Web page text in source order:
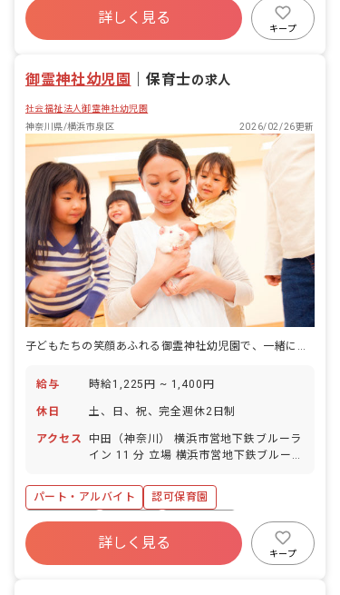
詳しく見る
キープ
御霊神社幼児園 ｜保育士の求人
社会福祉法人御霊神社幼児園
神奈川県/横浜市泉区
2026/02/26更新
子どもたちの笑顔あふれる御霊神社幼児園で、一緒に成長できる仲間を待っています
給与 時給1,225円 ~ 1,400円
休日 土、日、祝、完全週休2日制
アクセス
中田（神奈川） 横浜市営地下鉄ブルーラ
イン 11 分 立場 横浜市営地下鉄ブルーラ
踊場 横浜市営地下鉄ブルーライン 21 分
いずみ野 相鉄いずみ野線 22 分
パート・アルバイト
認可保育園
残業少なめ
車通勤可
正社員登用
新卒も歓迎
ブランクOK
詳しく見る
キープ